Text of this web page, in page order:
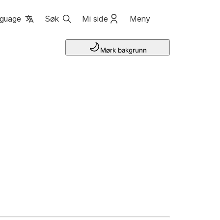
Søk Mi side Meny
Mørk bakgrunn